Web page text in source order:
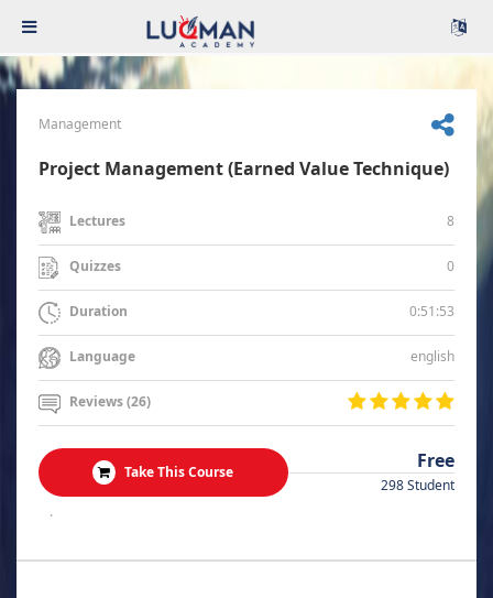
Management
Project Management (Earned Value Technique)
Lectures 8
Quizzes 0
Duration 0:51:53
Language english
Reviews (26)
Take This Course Free
298 Student
.